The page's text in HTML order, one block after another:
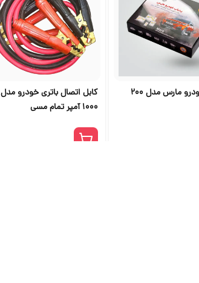
مارس مدل 200
کابل اتصال باتری خودرو مدل
1000 آمپر تمام مسی